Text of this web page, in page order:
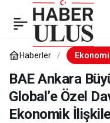
Haberler Ekonomi
BAE Ankara
Global’e Özel
Ekonomik
BAE Ankara
Büyükelçisi’nden
Woven Global’e Özel
Davet: Türkiye-BAE